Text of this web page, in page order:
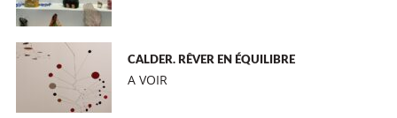
CALDER. RÊVER EN ÉQUILIBRE
A VOIR